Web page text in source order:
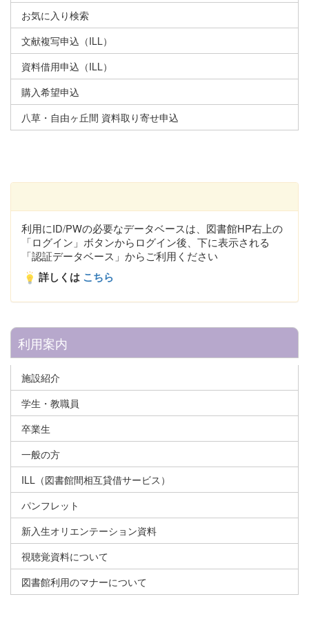
お気に入り検索
文献複写申込（ILL）
資料借用申込（ILL）
購入希望申込
八草・自由ヶ丘間 資料取り寄せ申込
利用にID/PWの必要なデータベースは、図書館HP右上の
「ログイン」ボタンからログイン後、下に表示される
「認証データベース」からご利用ください
詳しくは こちら
利用案内
施設紹介
学生・教職員
卒業生
一般の方
ILL（図書館間相互貸借サービス）
パンフレット
新入生オリエンテーション資料
視聴覚資料について
図書館利用のマナーについて